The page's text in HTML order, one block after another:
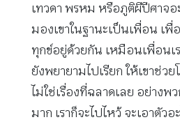
เทวดา พรหม หรือภูติผีปีศาจอ
มองเขาในฐานะเป็นเพื่อน เ
ทุกข์อยู่ด้วยกัน เหมือนเพื่อนเ
ยังพยายามไปเรียก ให้เขาช่
ไม่ใช่เรื่องที่ฉลาดเลย อย่าง
มาก เราก็จะไปไหว้ จะเอาตัว